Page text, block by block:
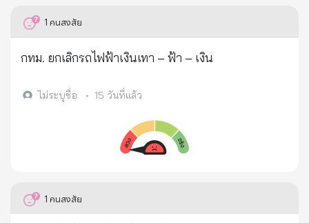
บัญชีธนาคารของผู้เสียหาย ผ่านช่องทาง Mobile
Banking ไปยังบัญชี E-Wallet ของคนร้ายจนหมด
ภายในเวลาไม่กี่นาทีนั่นเอง จึงขอเตือนให้ทุกคน
มีการแจ้งเตือนเข้ามาในโทรศัพท์ โดยเฉพาะที่เกี่ยวกับ
ละเอียด หากอ่านแล้วไม่เข้าใจก็ยังไม่ต้องตอบตกลง
เพราะไม่แน่ว่าการแตะหน้าจอเพียงครั้งเดียว อาจจะ
พนักงานสอบสวน by ภูมิรพี ผลาภูมิ)✅
1 คนสงสัย
กทม. ยกเลิกรถไฟฟ้าเงินเทา – ฟ้า – เงิน
ไม่ระบุชื่อ • 15 วันที่แล้ว
1 คนสงสัย